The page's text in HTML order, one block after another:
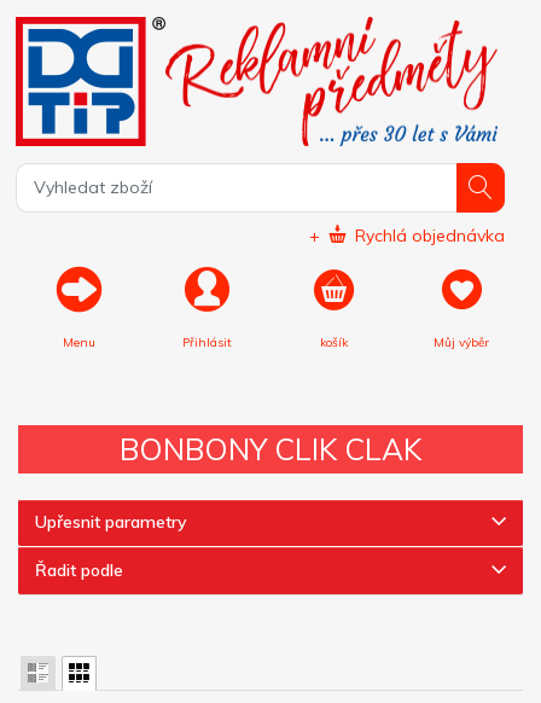
+ Rychlá objednávka
Menu Přihlásit košík Můj výběr
BONBONY CLIK CLAK
Upřesnit parametry
Řadit podle